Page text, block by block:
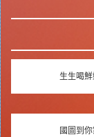
生生喝
國圖到